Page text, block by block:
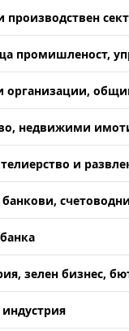
производствен
промишленост,
организации,
недвижими
и
зелен бизнес,